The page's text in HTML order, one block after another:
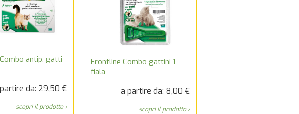
antip. gatti
da: 29,50 €
scopri il prodotto ›
Frontline Combo gattini 1
fiala
a partire da: 8,00 €
scopri il prodotto ›